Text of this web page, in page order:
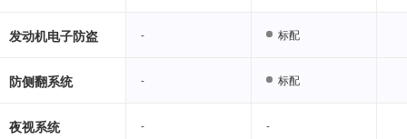
发动机电子防盗 - 标配
防侧翻系统 - 标配
夜视系统 - -
- 标配
- 标配
- -